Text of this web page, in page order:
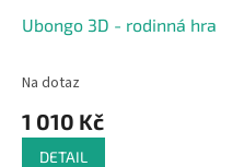
Ubongo 3D - rodinná hra
Na dotaz
1 010 Kč
DETAIL